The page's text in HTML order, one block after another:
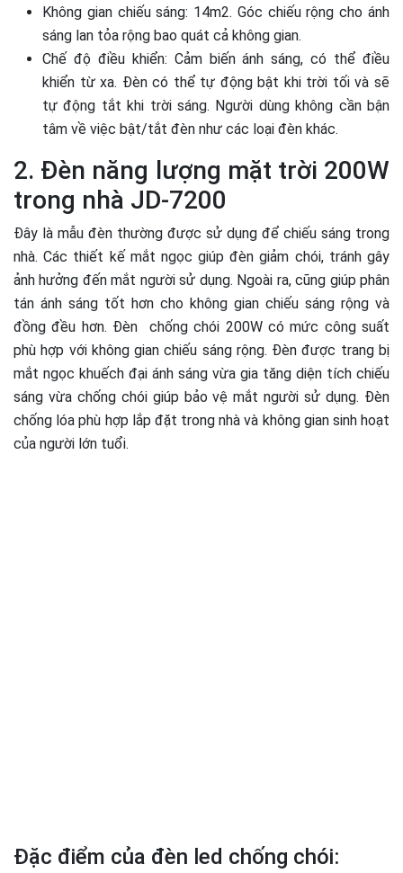
Không gian chiếu sáng: 14m2. Góc chiếu rộng cho ánh
sáng lan tỏa rộng bao quát cả không gian.
Chế độ điều khiển: Cảm biến ánh sáng, có thể điều
khiển từ xa. Đèn có thể tự động bật khi trời tối và sẽ
tự động tắt khi trời sáng. Người dùng không cần bận
tâm về việc bật/tắt đèn như các loại đèn khác.
2. Đèn năng lượng mặt trời 200W
trong nhà JD-7200
Đây là mẫu đèn thường được sử dụng để chiếu sáng trong
nhà. Các thiết kế mắt ngọc giúp đèn giảm chói, tránh gây
ảnh hưởng đến mắt người sử dụng. Ngoài ra, cũng giúp phân
tán ánh sáng tốt hơn cho không gian chiếu sáng rộng và
đồng đều hơn. Đèn chống chói 200W có mức công suất
phù hợp với không gian chiếu sáng rộng. Đèn được trang bị
mắt ngọc khuếch đại ánh sáng vừa gia tăng diện tích chiếu
sáng vừa chống chói giúp bảo vệ mắt người sử dụng. Đèn
chống lóa phù hợp lắp đặt trong nhà và không gian sinh hoạt
của người lớn tuổi.
Đặc điểm của đèn led chống chói: